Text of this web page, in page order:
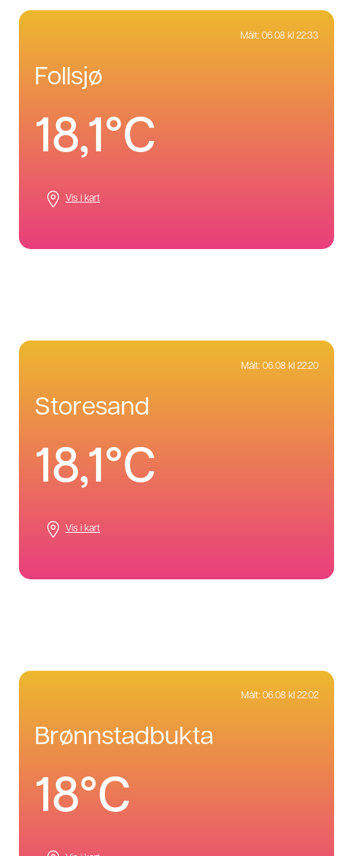
Målt: 06.08 kl 22:33
follsjø
18,1°C
Vis i kart
Målt: 06.08 kl 22:20
storesand
18,1°C
Vis i kart
Målt: 06.08 kl 22:02
brønnstadbukta
18°C